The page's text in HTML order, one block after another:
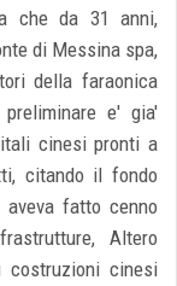
che da 31 anni,
di Messina spa,
della faraonica
e' gia'
cinesi pronti a
citando il fondo
aveva fatto cenno
Altero
costruzioni cinesi